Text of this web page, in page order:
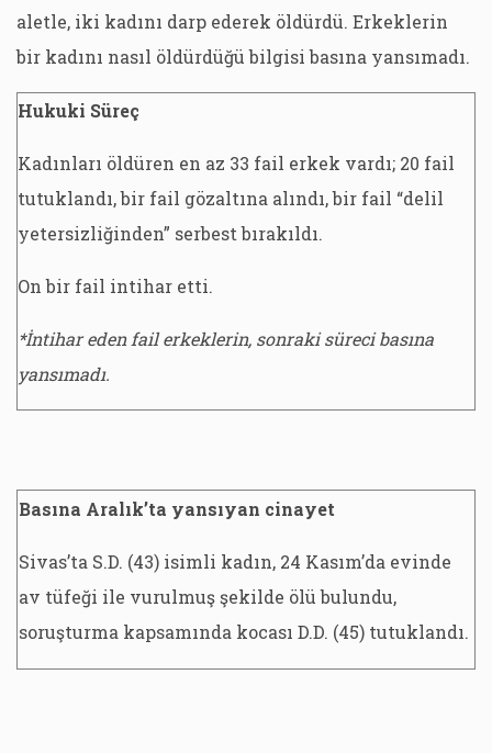
aletle, iki kadını darp ederek öldürdü. Erkeklerin
bir kadını nasıl öldürdüğü bilgisi basına yansımadı.
Hukuki Süreç
Kadınları öldüren en az 33 fail erkek vardı; 20 fail
tutuklandı, bir fail gözaltına alındı, bir fail “delil
yetersizliğinden” serbest bırakıldı.
On bir fail intihar etti.
*İntihar eden fail erkeklerin, sonraki süreci basına
yansımadı.
Basına Aralık’ta yansıyan cinayet
Sivas’ta S.D. (43) isimli kadın, 24 Kasım’da evinde
av tüfeği ile vurulmuş şekilde ölü bulundu,
soruşturma kapsamında kocası D.D. (45) tutuklandı.